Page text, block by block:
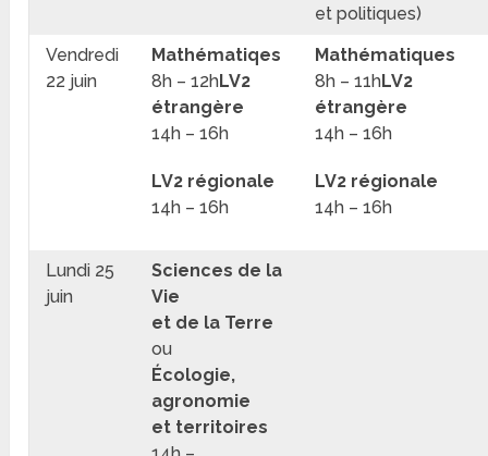
et politiques)
Vendredi
22 juin
Mathématiqes
8h – 12hLV2
étrangère
14h – 16h
LV2 régionale
14h – 16h
Mathématiques
8h – 11hLV2
étrangère
14h – 16h
LV2 régionale
14h – 16h
Lundi 25
juin
Sciences de la
Vie
et de la Terre
ou
Écologie,
agronomie
et territoires